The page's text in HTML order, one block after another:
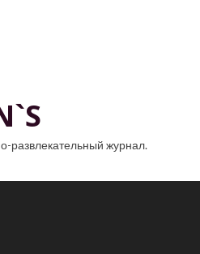
развлекательный журнал.